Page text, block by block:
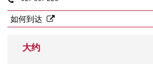
址
如何到达
大约